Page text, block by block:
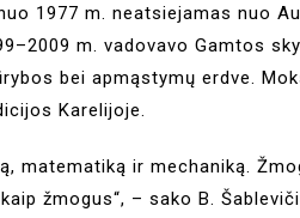
1977 m. neatsiejamas nuo
m. vadovavo Gamtos
bei apmąstymų erdve.
Karelijoje.
matematiką ir mechaniką.
žmogus“, – sako B.